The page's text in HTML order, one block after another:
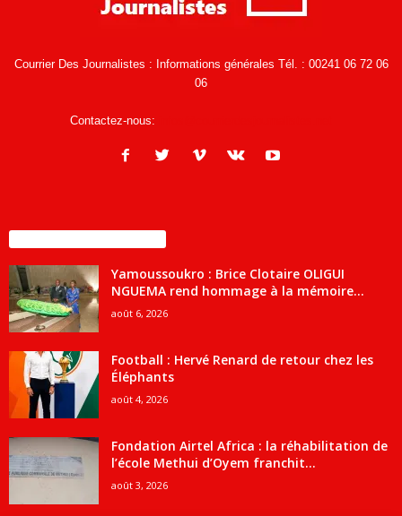
Courrier Des Journalistes : Informations générales Tél. : 00241 06 72 06
06
Contactez-nous:
Yamoussoukro : Brice Clotaire OLIGUI
NGUEMA rend hommage à la mémoire...
août 6, 2026
Football : Hervé Renard de retour chez les
Éléphants
août 4, 2026
Fondation Airtel Africa : la réhabilitation de
l’école Methui d’Oyem franchit...
août 3, 2026